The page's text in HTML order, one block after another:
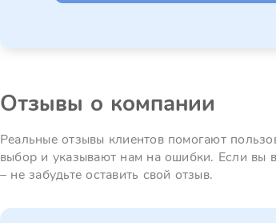
Отзывы о компании
Реальные отзывы клиентов помогают
выбор и указывают нам на ошибки. Если вы
– не забудьте оставить свой отзыв.